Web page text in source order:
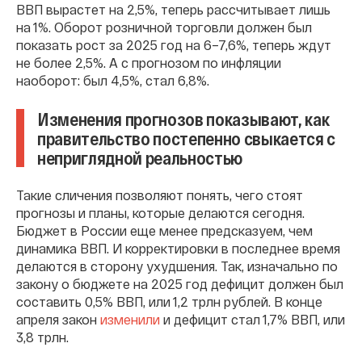
ВВП вырастет на 2,5%, теперь рассчитывает лишь
на 1%. Оборот розничной торговли должен был
показать рост за 2025 год на 6–7,6%, теперь ждут
не более 2,5%. А с прогнозом по инфляции
наоборот: был 4,5%, стал 6,8%.
Изменения прогнозов показывают, как
правительство постепенно свыкается с
неприглядной реальностью
Такие сличения позволяют понять, чего стоят
прогнозы и планы, которые делаются сегодня.
Бюджет в России еще менее предсказуем, чем
динамика ВВП. И корректировки в последнее время
делаются в сторону ухудшения. Так, изначально по
закону о бюджете на 2025 год дефицит должен был
составить 0,5% ВВП, или 1,2 трлн рублей. В конце
апреля закон изменили и дефицит стал 1,7% ВВП, или
3,8 трлн.